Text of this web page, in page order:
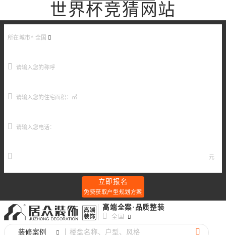
世界杯竞猜网站
所在城市* 全国
元
立即报名
免费获取户型规划方案
高端全案·品质整装
全国
装修案例